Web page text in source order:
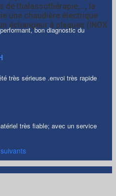
de thalassothérapie,…, la
une chaudière électrique
échangeur à plaques (INOX
bon diagnostic du
très sérieuse .envoi très rapide
très fiable; avec un service